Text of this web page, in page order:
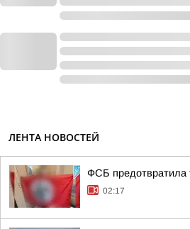
ЛЕНТА НОВОСТЕЙ
ФСБ предотвратила
02:17